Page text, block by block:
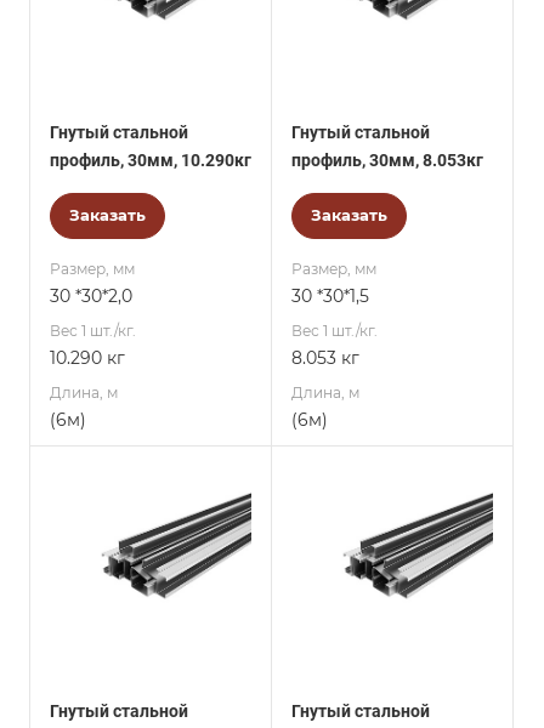
Гнутый стальной
профиль, 30мм, 10.290кг
Заказать
Размер, мм
30 *30*2,0
Вес 1 шт./кг.
10.290 кг
Длина, м
(6м)
Гнутый стальной
профиль, 30мм, 8.053кг
Заказать
Размер, мм
30 *30*1,5
Вес 1 шт./кг.
8.053 кг
Длина, м
(6м)
Гнутый стальной
Гнутый стальной